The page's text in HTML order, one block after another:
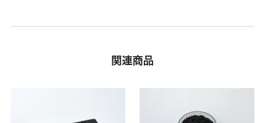
関連商品